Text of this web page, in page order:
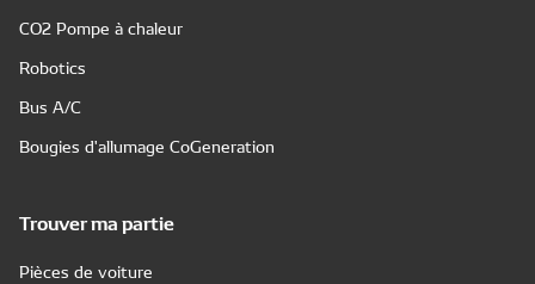
CO2 Pompe à chaleur
Robotics
Bus A/C
Bougies d'allumage CoGeneration
Trouver ma partie
Pièces de voiture